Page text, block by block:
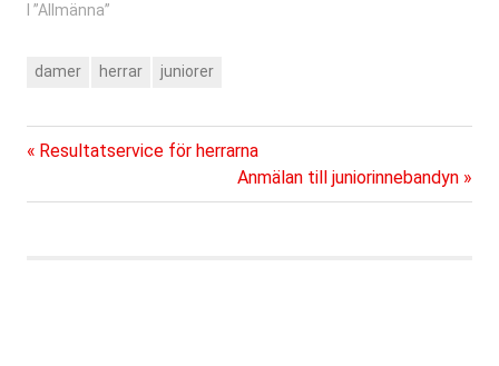
I ”Allmänna”
damer herrar juniorer
Inläggsnavigering
Föregående
Resultatservice för herrarna
Nästa
inlägg:
Anmälan till juniorinnebandyn